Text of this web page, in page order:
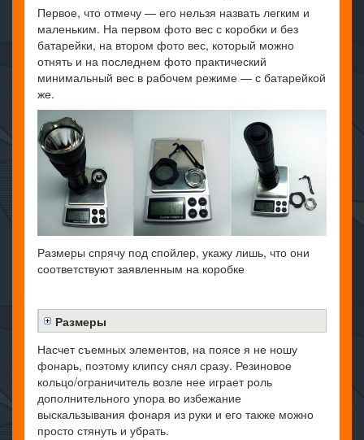
Первое, что отмечу — его нельзя назвать легким и
маленьким. На первом фото вес с коробки и без
батарейки, на втором фото вес, который можно
отнять и на последнем фото практический
минимальный вес в рабочем режиме — с батарейкой
же.
Размеры спрячу под спойлер, укажу лишь, что они
соответствуют заявленным на коробке
Размеры
Насчет съемных элементов, на поясе я не ношу
фонарь, поэтому клипсу снял сразу. Резиновое
кольцо/ограничитель возле нее играет роль
дополнительного упора во избежание
выскальзывания фонаря из руки и его также можно
просто стянуть и убрать.